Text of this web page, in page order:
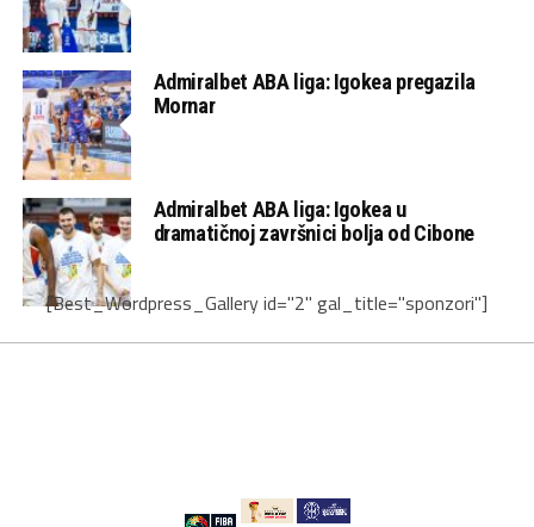
Admiralbet ABA liga: Igokea pregazila
Mornar
Admiralbet ABA liga: Igokea u
dramatičnoj završnici bolja od Cibone
[Best_Wordpress_Gallery id="2" gal_title="sponzori"]